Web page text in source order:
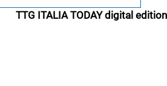
TTG ITALIA TODAY digital edition